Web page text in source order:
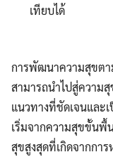
เทียบได้
การพัฒนาความสุขตา
สามารถนำไปสู่ความ
แนวทางที่ชัดเจนและ
เริ่มจากความสุขขั้นพื้
สุขสูงสุดที่เกิดจากกา